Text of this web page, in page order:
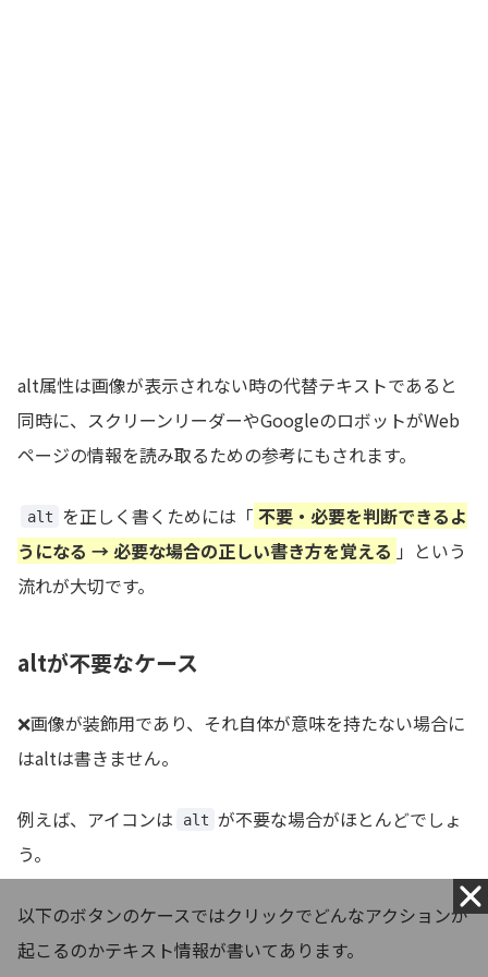
alt属性は画像が表示されない時の代替テキストであると
同時に、スクリーンリーダーやGoogleのロボットがWeb
ページの情報を読み取るための参考にもされます。
alt を正しく書くためには「 不要・必要を判断できるよ
うになる → 必要な場合の正しい書き方を覚える 」という
流れが大切です。
altが不要なケース
❌画像が装飾用であり、それ自体が意味を持たない場合に
はaltは書きません。
例えば、アイコンは alt が不要な場合がほとんどでしょ
う。
以下のボタンのケースではクリックでどんなアクションが
起こるのかテキスト情報が書いてあります。